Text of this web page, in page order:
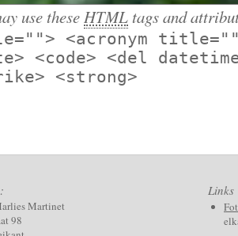
use theseHTML tags and
<acronym
<code> <del
<strong>
Martinet
98
Links